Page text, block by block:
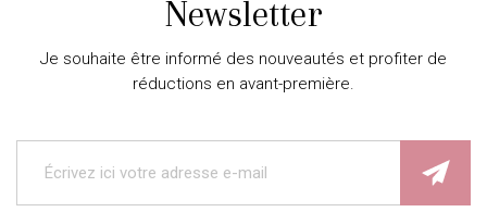
Newsletter
Je souhaite être informé des nouveautés et profiter de
réductions en avant-première.